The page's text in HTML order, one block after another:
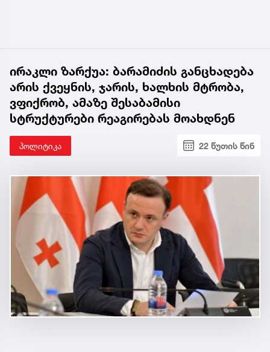
ირაკლი ზარქუა: ბარამიძის განცხადება
არის ქვეყნის, ჯარის, ხალხის მტრობა,
ვფიქრობ, ამაზე შესაბამისი
სტრუქტურები რეაგირებას მოახდნენ
პოლიტიკა 22 წუთის წინ